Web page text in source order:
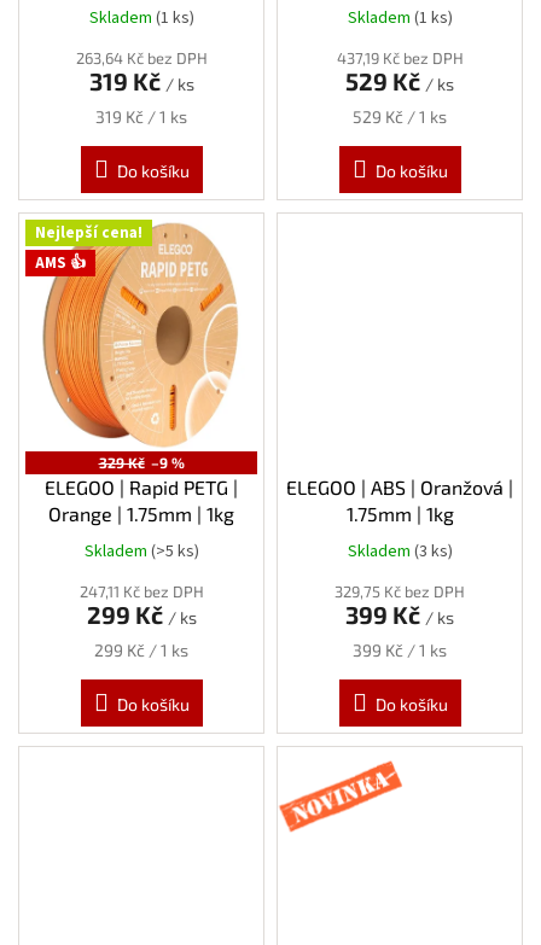
Skladem (1 ks)
263,64 Kč bez DPH
319 Kč / ks
Měrná
319 Kč / 1 ks
Do košíku
Skladem (1 ks)
437,19 Kč bez DPH
529 Kč / ks
Měrná
529 Kč / 1 ks
Do košíku
Nejlepší cena!
AMS 👍
329 Kč –9 %
ELEGOO | Rapid PETG |
Orange | 1.75mm | 1kg
Skladem (>5 ks)
247,11 Kč bez DPH
299 Kč / ks
Měrná
299 Kč / 1 ks
Do košíku
ELEGOO | ABS | Oranžová |
1.75mm | 1kg
Skladem (3 ks)
329,75 Kč bez DPH
399 Kč / ks
Měrná
399 Kč / 1 ks
Do košíku
Novinka